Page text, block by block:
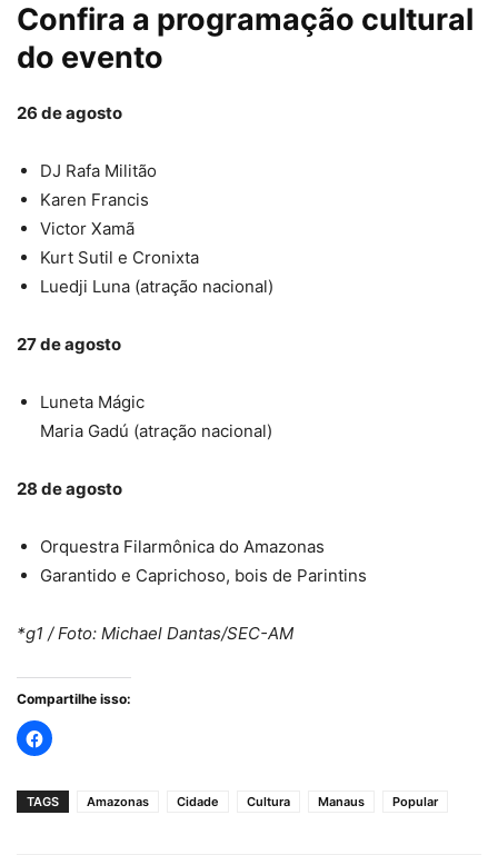
Confira a programação cultural
do evento
26 de agosto
DJ Rafa Militão
Karen Francis
Victor Xamã
Kurt Sutil e Cronixta
Luedji Luna (atração nacional)
27 de agosto
Luneta Mágic
Maria Gadú (atração nacional)
28 de agosto
Orquestra Filarmônica do Amazonas
Garantido e Caprichoso, bois de Parintins
*g1 / Foto: Michael Dantas/SEC-AM
Compartilhe isso:
TAGS Amazonas Cidade Cultura Manaus Popular